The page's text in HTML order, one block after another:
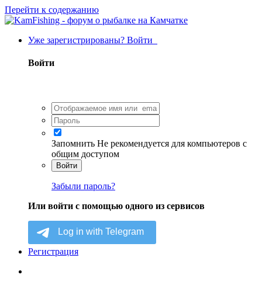
Перейти к содержанию
Уже зарегистрированы? Войти
Войти
Запомнить Не рекомендуется для компьютеров с
общим доступом
Войти
Забыли пароль?
Или войти с помощью одного из сервисов
Регистрация